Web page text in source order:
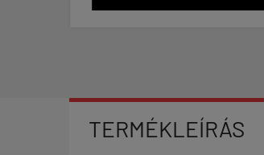
TERMÉKLEÍRÁS